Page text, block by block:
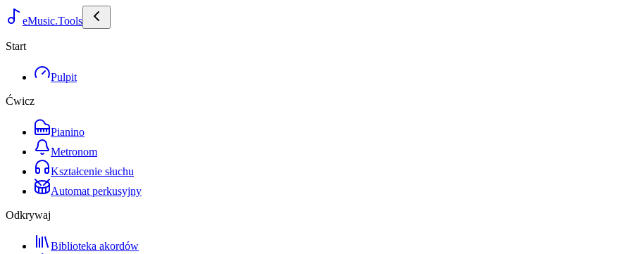
eMusic.Tools
Start
Pulpit
Ćwicz
Pianino
Metronom
Kształcenie słuchu
Automat perkusyjny
Odkrywaj
Biblioteka akordów